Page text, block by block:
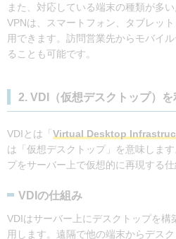
また、対応している端末の種類が多
VPNは、スマートフォン、タブレッ
用できます。訪問営業先からモバイ
ることも可能です。
2. VDI（仮想デスクトップ）を
VDIとは「 Virtual Desktop
は「仮想デスクトップ」を意味しま
プをサーバー上で仮想的に再現する仕
VDIの仕組み
VDIはサーバー上にデスクトップを構
用します。遠隔で他の端末からデス